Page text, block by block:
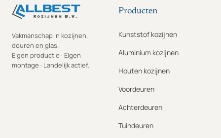
Vakmanschap in kozijnen,
deuren en glas.
Eigen productie · Eigen
montage · Landelijk actief.
Producten
Kunststof kozijnen
Aluminium kozijnen
Houten kozijnen
Voordeuren
Achterdeuren
Tuindeuren